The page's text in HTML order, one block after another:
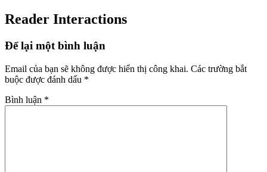
Reader Interactions
Để lại một bình luận
Email của bạn sẽ không được hiển thị công khai. Các trường bắt
buộc được đánh dấu *
Bình luận *